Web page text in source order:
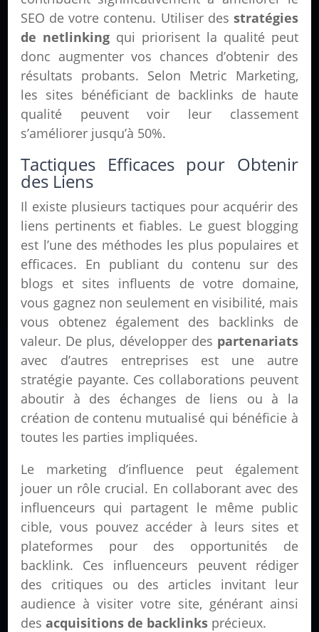
SEO de votre contenu. Utiliser des stratégies
de netlinking qui priorisent la qualité peut
donc augmenter vos chances d’obtenir des
résultats probants. Selon Metric Marketing,
les sites bénéficiant de backlinks de haute
qualité peuvent voir leur classement
s’améliorer jusqu’à 50%.
Tactiques Efficaces pour Obtenir
des Liens
Il existe plusieurs tactiques pour acquérir des
liens pertinents et fiables. Le guest blogging
est l’une des méthodes les plus populaires et
efficaces. En publiant du contenu sur des
blogs et sites influents de votre domaine,
vous gagnez non seulement en visibilité, mais
vous obtenez également des backlinks de
valeur. De plus, développer des partenariats
avec d’autres entreprises est une autre
stratégie payante. Ces collaborations peuvent
aboutir à des échanges de liens ou à la
création de contenu mutualisé qui bénéficie à
toutes les parties impliquées.
Le marketing d’influence peut également
jouer un rôle crucial. En collaborant avec des
influenceurs qui partagent le même public
cible, vous pouvez accéder à leurs sites et
plateformes pour des opportunités de
backlink. Ces influenceurs peuvent rédiger
des critiques ou des articles invitant leur
audience à visiter votre site, générant ainsi
desacquisitions de backlinks précieux.